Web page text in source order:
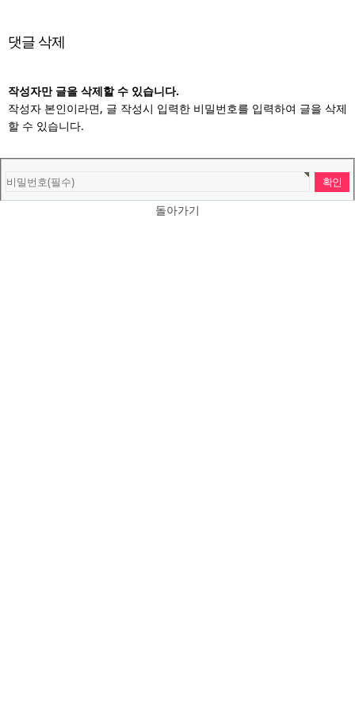
댓글 삭제
작성자만 글을 삭제할 수 있습니다.
작성자 본인이라면, 글 작성시 입력한 비밀번호를 입력하여 글을 삭제
할 수 있습니다.
돌아가기